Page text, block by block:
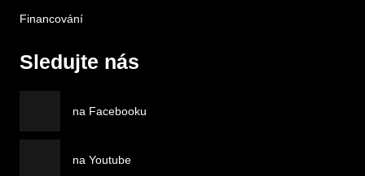
Financování
Sledujte nás
na Facebooku
na Youtube